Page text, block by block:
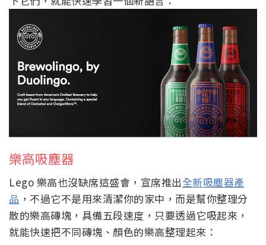
樂高吸塵器
Lego 樂高也沒缺席這盛會，宣席推出全新吸塵器產
品 ，不過它不是用來清潔你的家中，而是幫你整理分
散的樂高磚塊，具備五段速度，只要透過它吸起來，
就能快速把不同磚塊、顏色的樂高整理起來：